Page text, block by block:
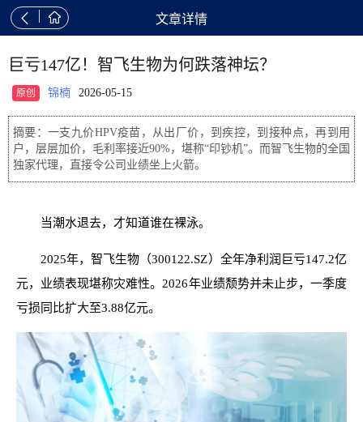
  文章详情
巨亏147亿！智飞生物为何跌落神坛？
原创 锦楠 2026-05-15
摘要：一支九价HPV疫苗，从出厂价，到疾控，到接种点，再到用
户，层层加价，毛利率接近90%，堪称“印钞机”。而智飞生物的全国
独家代理，直接令公司业绩坐上火箭。
当潮水退去，才知道谁在裸泳。
2025年，智飞生物（300122.SZ）全年净利润巨亏147.2亿
元，业绩表现堪称灾难性。2026年业绩颓势并未止步，一季度
亏损同比扩大至3.88亿元。